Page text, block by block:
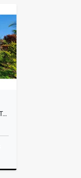
CASA CAMPESTRE VERSALLES SANTA BARBARA